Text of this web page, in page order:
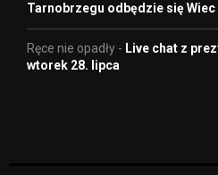
Tarnobrzegu odbędzie się
Ręce nie opadły - Live chat z
wtorek 28. lipca